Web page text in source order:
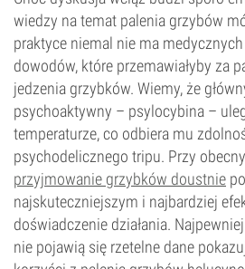
wiedzy na temat palenia grzybów
praktyce niemal nie ma
dowodów, które przemawiałyby za
jedzenia grzybków. Wiemy, że
psychoaktywny – psylocybina –
temperaturze, co odbiera mu
psychodelicznego tripu. Przy
przyjmowanie grzybków doustnie
najskuteczniejszym i najbardziej
doświadczenie działania.
nie pojawią się rzetelne dane